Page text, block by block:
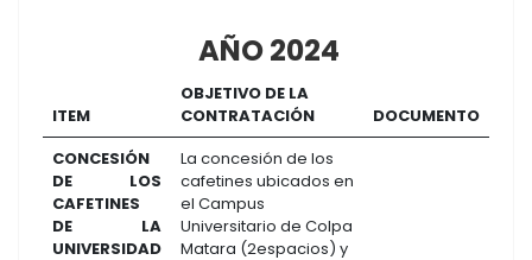
AÑO 2024
ITEM
OBJETIVO DE LA
CONTRATACIÓN
DOCUMENTO
CONCESIÓN
DE LOS
CAFETINES
DE LA
UNIVERSIDAD
La concesión de los
cafetines ubicados en
el Campus
Universitario de Colpa
Matara (2espacios) y